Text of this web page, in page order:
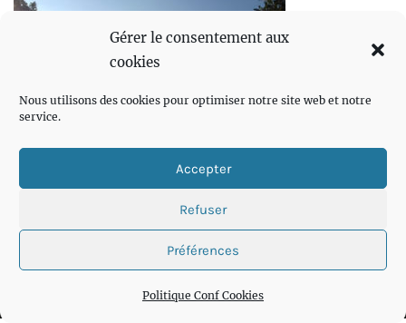
Gérer le consentement aux
cookies
Nous utilisons des cookies pour optimiser notre site web et notre
service.
Accepter
Refuser
Préférences
Politique Conf Cookies